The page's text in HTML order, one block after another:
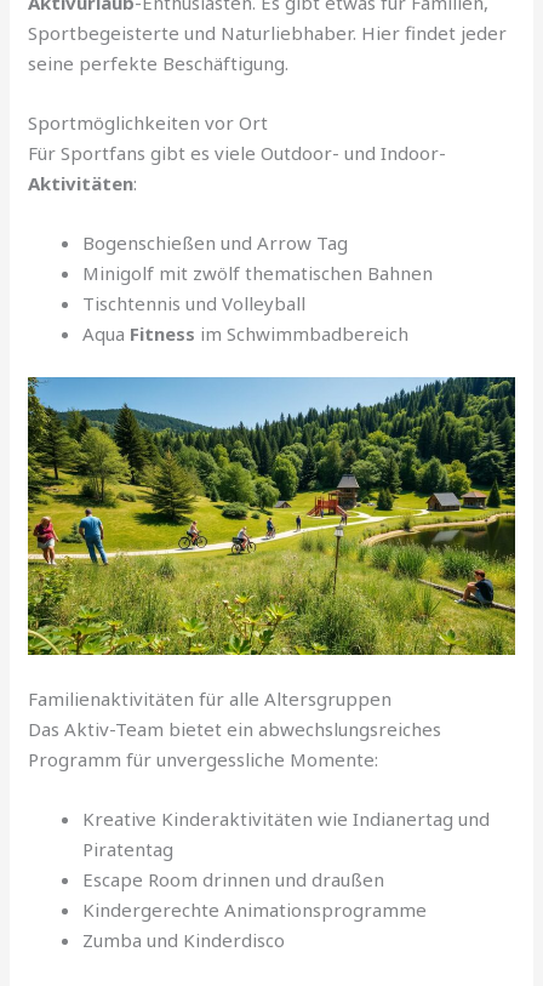
Sportbegeisterte und Naturliebhaber. Hier findet jeder
seine perfekte Beschäftigung.
Sportmöglichkeiten vor Ort
Für Sportfans gibt es viele Outdoor- und Indoor-
Aktivitäten:
Bogenschießen und Arrow Tag
Minigolf mit zwölf thematischen Bahnen
Tischtennis und Volleyball
Aqua Fitness im Schwimmbadbereich
Familienaktivitäten für alle Altersgruppen
Das Aktiv-Team bietet ein abwechslungsreiches
Programm für unvergessliche Momente:
Kreative Kinderaktivitäten wie Indianertag und
Piratentag
Escape Room drinnen und draußen
Kindergerechte Animationsprogramme
Zumba und Kinderdisco